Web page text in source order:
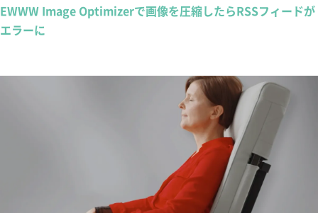
EWWW Image Optimizerで画像を圧縮したらRSSフィードが
エラーに